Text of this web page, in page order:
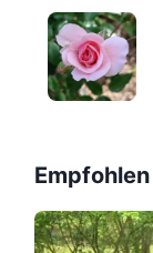
Empfohlen